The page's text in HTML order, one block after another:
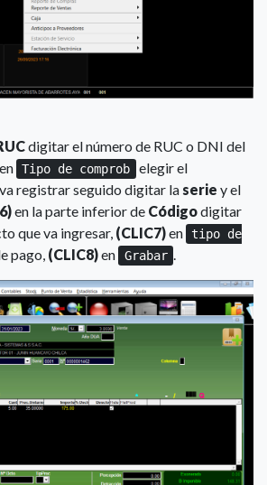
digitar el número de RUC o DNI del
en Tipo de comprob elegir el
registrar seguido digitar la serie y el
en la parte inferior de Códigodigitar
que va ingresar, (CLIC7)en tipo de
pago, (CLIC8)en Grabar .